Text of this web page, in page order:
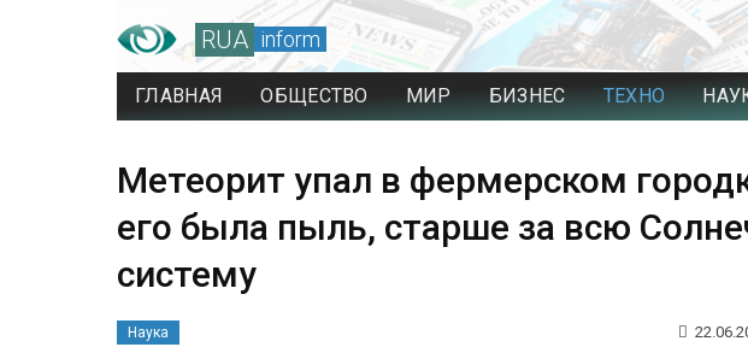
RUA inform
ГЛАВНАЯ ОБЩЕСТВО МИР БИЗНЕС ТЕХНО
Метеорит упал в фермерском
его была пыль, старше за всю
систему
Наука